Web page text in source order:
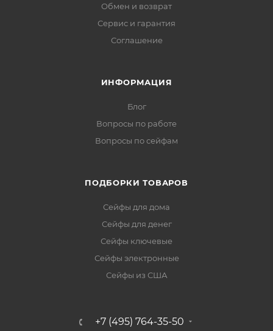
Обмен и возврат
Сервис и гарантия
Соглашение
ИНФОРМАЦИЯ
Блог
Вопросы по работе
Вопросы по сейфам
ПОДБОРКИ ТОВАРОВ
Сейфы для дома
Сейфы для денег
Сейфы ключевые
Сейфы электронные
Сейфы из США
+7 (495) 764-35-50